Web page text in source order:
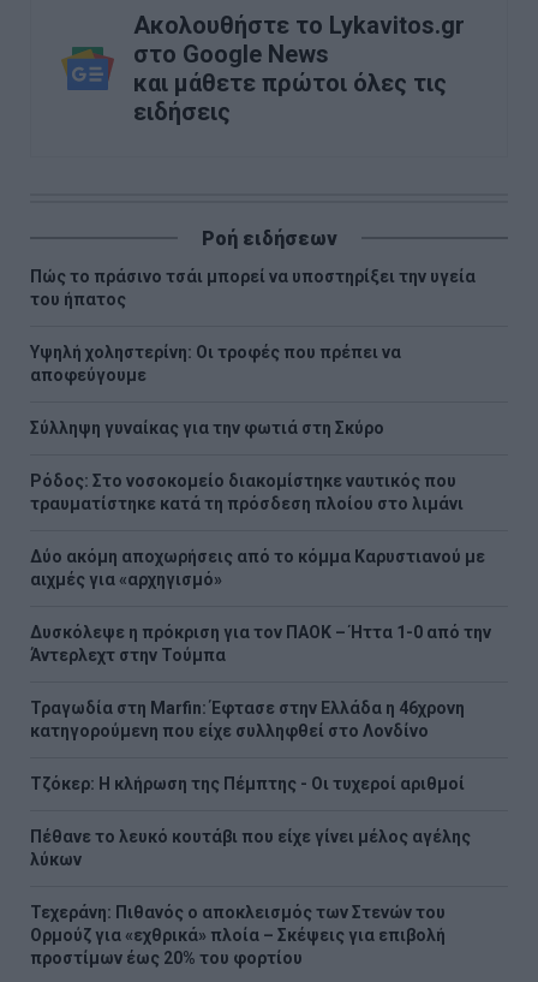
Ακολουθήστε το Lykavitos.gr
στο Google News
και μάθετε πρώτοι όλες τις
ειδήσεις
Ροή ειδήσεων
Πώς το πράσινο τσάι μπορεί να υποστηρίξει την υγεία
του ήπατος
Υψηλή χοληστερίνη: Οι τροφές που πρέπει να
αποφεύγουμε
Σύλληψη γυναίκας για την φωτιά στη Σκύρο
Ρόδος: Στο νοσοκομείο διακομίστηκε ναυτικός που
τραυματίστηκε κατά τη πρόσδεση πλοίου στο λιμάνι
Δύο ακόμη αποχωρήσεις από το κόμμα Καρυστιανού με
αιχμές για «αρχηγισμό»
Δυσκόλεψε η πρόκριση για τον ΠΑΟΚ – Ήττα 1-0 από την
Άντερλεχτ στην Τούμπα
Τραγωδία στη Marfin: Έφτασε στην Ελλάδα η 46χρονη
κατηγορούμενη που είχε συλληφθεί στο Λονδίνο
Τζόκερ: Η κλήρωση της Πέμπτης - Οι τυχεροί αριθμοί
Πέθανε το λευκό κουτάβι που είχε γίνει μέλος αγέλης
λύκων
Τεχεράνη: Πιθανός ο αποκλεισμός των Στενών του
Ορμούζ για «εχθρικά» πλοία – Σκέψεις για επιβολή
προστίμων έως 20% του φορτίου